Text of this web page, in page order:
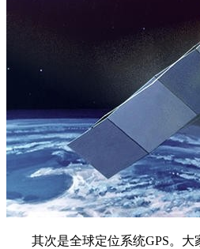
其次是全球定位系统GPS。大